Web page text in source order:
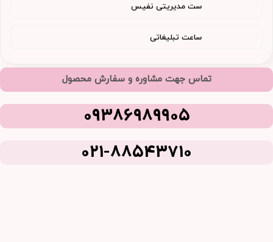
ست مدیریتی نفیس
ساعت تبلیغاتی
تماس جهت مشاوره و سفارش محصول
09386989905
021-88543710